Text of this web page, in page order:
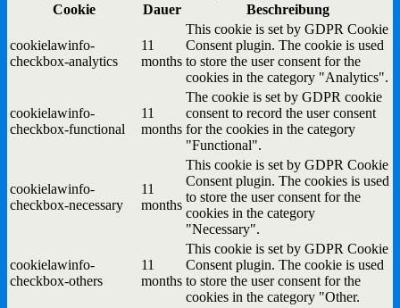
Cookie
Dauer Beschreibung
cookielawinfo-
checkbox-analytics
11
months
This cookie is set by GDPR Cookie
Consent plugin. The cookie is used
to store the user consent for the
cookies in the category "Analytics".
cookielawinfo-
checkbox-functional
11
months
The cookie is set by GDPR cookie
consent to record the user consent
for the cookies in the category
"Functional".
cookielawinfo-
checkbox-necessary
11
months
This cookie is set by GDPR Cookie
Consent plugin. The cookies is used
to store the user consent for the
cookies in the category
"Necessary".
cookielawinfo-
checkbox-others
11
months
This cookie is set by GDPR Cookie
Consent plugin. The cookie is used
to store the user consent for the
cookies in the category "Other.